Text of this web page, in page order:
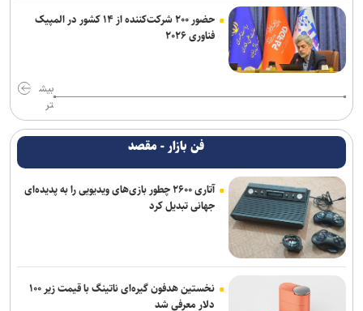
حضور ۲۰۰ شرکت‌کننده از ۱۴ کشور در المپیک
فناوری ۲۰۲۶
بیش
تر
فن بازار - مقصد
آتاری ۲۶۰۰ چطور بازی‌های ویدیویی را به پدیده‌ای
جهانی تبدیل کرد
نخستین هدفون گیره‌ای ناتینگ با قیمت زیر ۱۰۰
دلار معرفی شد